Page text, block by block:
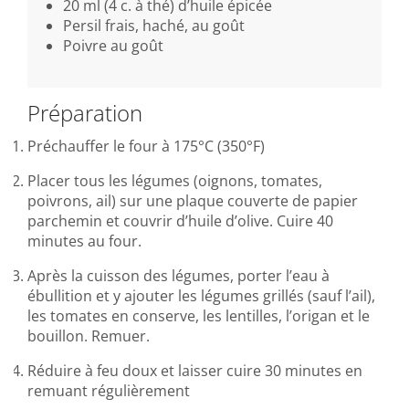
20 ml (4 c. à thé) d’huile épicée
Persil frais, haché, au goût
Poivre au goût
Préparation
Préchauffer le four à 175°C (350°F)
Placer tous les légumes (oignons, tomates,
poivrons, ail) sur une plaque couverte de papier
parchemin et couvrir d’huile d’olive. Cuire 40
minutes au four.
Après la cuisson des légumes, porter l’eau à
ébullition et y ajouter les légumes grillés (sauf l’ail),
les tomates en conserve, les lentilles, l’origan et le
bouillon. Remuer.
Réduire à feu doux et laisser cuire 30 minutes en
remuant régulièrement